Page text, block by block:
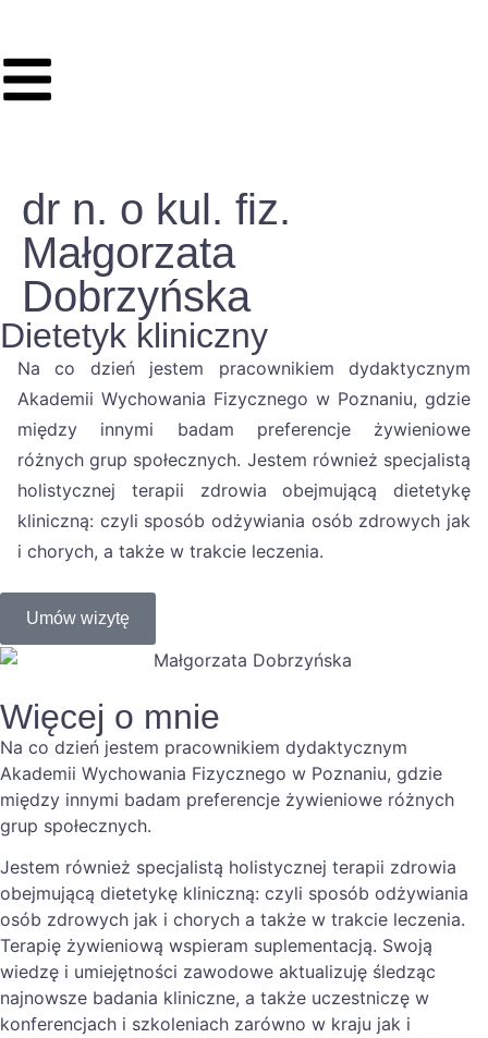
dr n. o kul. fiz.
Małgorzata
Dobrzyńska
Dietetyk kliniczny
Na co dzień jestem pracownikiem dydaktycznym
Akademii Wychowania Fizycznego w Poznaniu, gdzie
między innymi badam preferencje żywieniowe
różnych grup społecznych. Jestem również specjalistą
holistycznej terapii zdrowia obejmującą dietetykę
kliniczną: czyli sposób odżywiania osób zdrowych jak
i chorych, a także w trakcie leczenia.
Umów wizytę
Więcej o mnie
Na co dzień jestem pracownikiem dydaktycznym
Akademii Wychowania Fizycznego w Poznaniu, gdzie
między innymi badam preferencje żywieniowe różnych
grup społecznych.
Jestem również specjalistą holistycznej terapii zdrowia
obejmującą dietetykę kliniczną: czyli sposób odżywiania
osób zdrowych jak i chorych a także w trakcie leczenia.
Terapię żywieniową wspieram suplementacją. Swoją
wiedzę i umiejętności zawodowe aktualizuję śledząc
najnowsze badania kliniczne, a także uczestniczę w
konferencjach i szkoleniach zarówno w kraju jak i